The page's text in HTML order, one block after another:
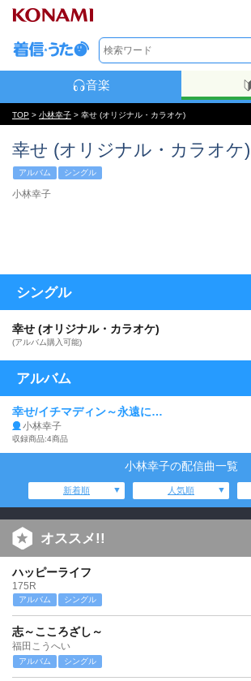
音楽
TOP > 小林幸子 > 幸せ (オリジナル・カラオケ)
幸せ (オリジナル・カラオケ)
アルバム シングル
小林幸子
シングル
幸せ (オリジナル・カラオケ)
(アルバム購入可能)
アルバム
幸せ/イチマディン～永遠に…
小林幸子
収録商品:4商品
小林幸子の配信曲一覧
新着順 人気順
オススメ!!
ハッピーライフ
175R
アルバム シングル
志～こころざし～
福田こうへい
アルバム シングル